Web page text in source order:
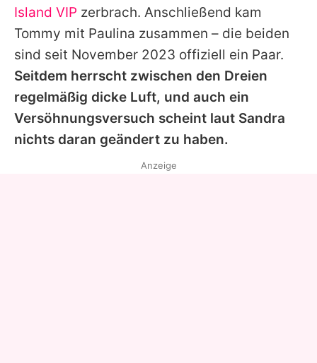
Redaktionelle Richtlinien
Impressum
Datenschutzerklärung
Nutzungsbedingungen
Utiq verwalten
Island VIP zerbrach. Anschließend kam
Tommy mit Paulina zusammen – die beiden
sind seit November 2023 offiziell ein Paar.
Seitdem herrscht zwischen den Dreien
regelmäßig dicke Luft, und auch ein
Versöhnungsversuch scheint laut Sandra
nichts daran geändert zu haben.
Anzeige